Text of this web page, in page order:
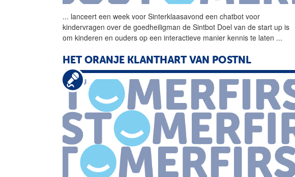
... lanceert een week voor Sinterklaasavond een chatbot voor
kindervragen over de goedheiligman de Sintbot Doel van de start up is
om kinderen en ouders op een interactieve manier kennis te laten ...
HET ORANJE KLANTHART VAN POSTNL